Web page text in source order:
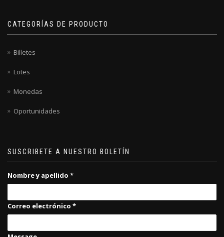
CATEGORÍAS DE PRODUCTO
Billetes
Lotes
Monedas
Oportunidades
SUSCRIBETE A NUESTRO BOLETÍN
Nombre y apellido *
Correo electrónico *